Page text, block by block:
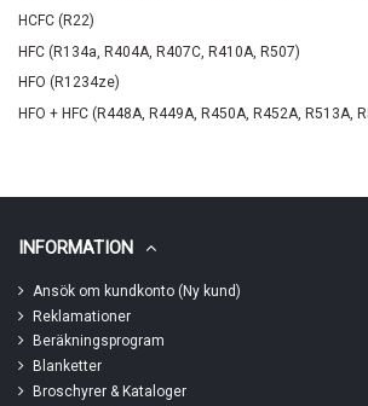
HCFC (R22)
HFC (R134a, R404A, R407C, R410A, R507)
HFO (R1234ze)
HFO + HFC (R448A, R449A, R450A, R452A, R513A,
INFORMATION
Ansök om kundkonto (Ny kund)
Reklamationer
Beräkningsprogram
Blanketter
Broschyrer & Kataloger